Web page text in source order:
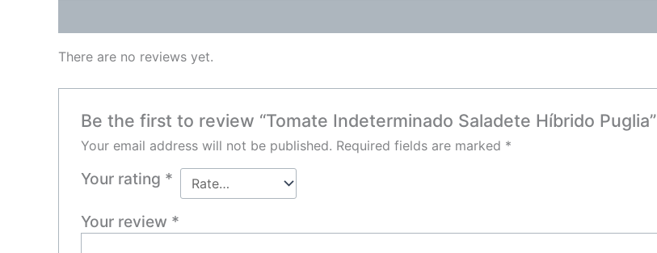
There are no reviews yet.
Be the first to review “Tomate Indeterminado Saladete Híbrido Puglia”
Your email address will not be published. Required fields are marked *
Your rating *
Your review *